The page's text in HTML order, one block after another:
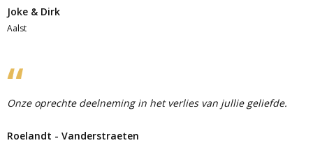
Joke & Dirk
Aalst
Onze oprechte deelneming in het verlies van jullie geliefde.
Roelandt - Vanderstraeten